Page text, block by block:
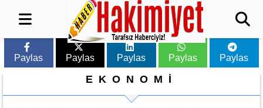
Paylas Paylas Paylas Paylas Paylas
EKONOMİ